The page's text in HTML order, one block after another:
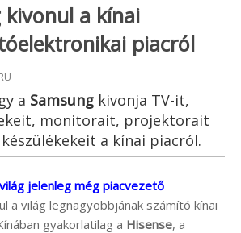
kivonul a kínai
piacról
a Samsung kivonja TV-it,
monitorait, projektorait
a kínai piacról.
jelenleg még piacvezető
a világ legnagyobbjának számító kínai
gyakorlatilag a Hisense, a